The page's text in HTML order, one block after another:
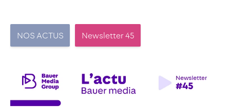
NOS ACTUS Newsletter 45